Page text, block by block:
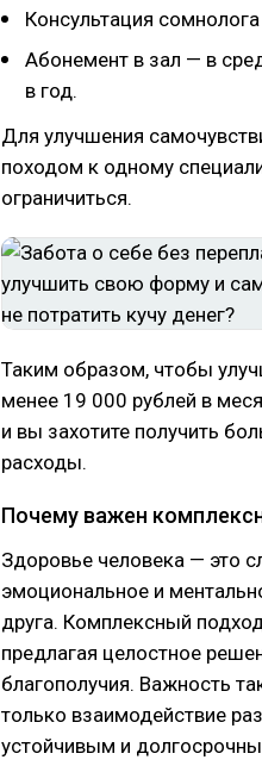
Консультация
Абонемент в зал — в
в год.
Для улучшения
походом к одному
ограничиться.
Таким образом, чтобы
менее 19 000 рублей в
и вы захотите получить
расходы.
Почему важен
Здоровье человека — это
эмоциональное и
друга. Комплексный
предлагая целостное
благополучия. Важность
только взаимодействие
устойчивым и